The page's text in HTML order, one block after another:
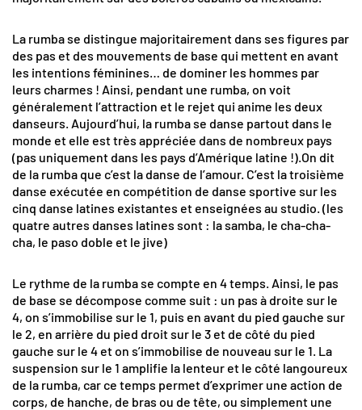
La rumba se distingue majoritairement dans ses figures par
des pas et des mouvements de base qui mettent en avant
les intentions féminines… de dominer les hommes par
leurs charmes ! Ainsi, pendant une rumba, on voit
généralement l’attraction et le rejet qui anime les deux
danseurs. Aujourd’hui, la rumba se danse partout dans le
monde et elle est très appréciée dans de nombreux pays
(pas uniquement dans les pays d’Amérique latine !).On dit
de la rumba que c’est la danse de l’amour. C’est la troisième
danse exécutée en compétition de danse sportive sur les
cinq danse latines existantes et enseignées au studio. (les
quatre autres danses latines sont : la samba, le cha-cha-
cha, le paso doble et le jive)
Le rythme de la rumba se compte en 4 temps. Ainsi, le pas
de base se décompose comme suit : un pas à droite sur le
4, on s’immobilise sur le 1, puis en avant du pied gauche sur
le 2, en arrière du pied droit sur le 3 et de côté du pied
gauche sur le 4 et on s’immobilise de nouveau sur le 1. La
suspension sur le 1 amplifie la lenteur et le côté langoureux
de la rumba, car ce temps permet d’exprimer une action de
corps, de hanche, de bras ou de tête, ou simplement une